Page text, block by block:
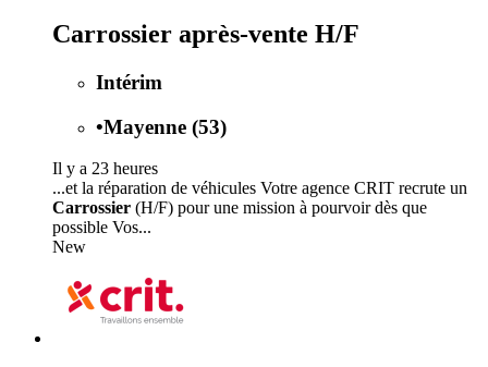
Carrossier après-vente H/F
Intérim
•Mayenne (53)
Il y a 23 heures
...et la réparation de véhicules Votre agence CRIT recrute un
Carrossier (H/F) pour une mission à pourvoir dès que
possible Vos...
New